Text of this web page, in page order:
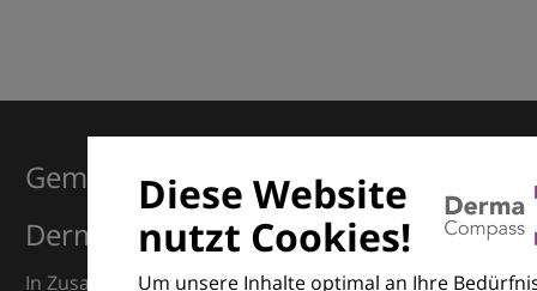
Diese Website
nutzt Cookies!
Um unsere Inhalte optimal an Ihre
Gemeinsam für Exzellenz in der
Dermatologie
In Zusammenarbeit mit dem European Dermatology